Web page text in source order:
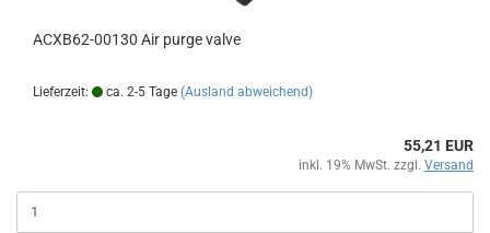
ACXB62-00130 Air purge valve
Lieferzeit: ca. 2-5 Tage (Ausland abweichend)
55,21 EUR
inkl. 19% MwSt. zzgl. Versand